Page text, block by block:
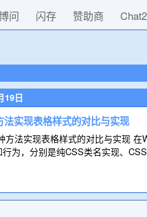
问 闪存 赞助商
19日
法实现表格样式的对比与实现
方法实现表格样式的对比与实现
为，分别是纯CSS类名实现、